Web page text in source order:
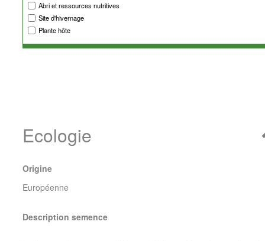
Abri et ressources nutritives
Site d'hivernage
Plante hôte
Ecologie
Origine
Européenne
Description semence